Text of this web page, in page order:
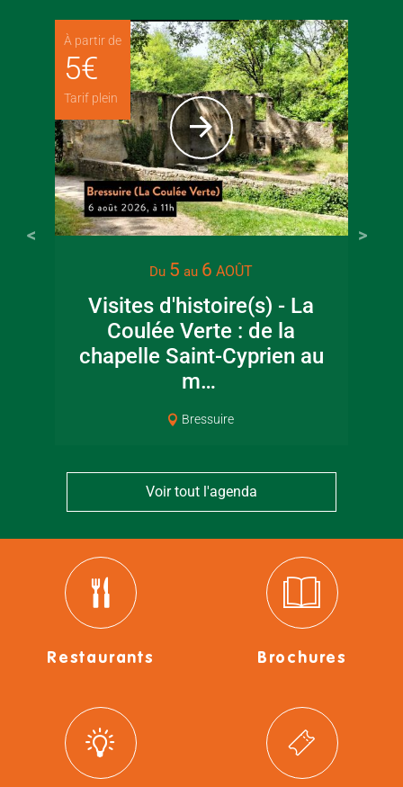
À partir de
5€
Tarif plein
Du 5 au 6 AOÛT
Visites d'histoire(s) - La
Coulée Verte : de la
chapelle Saint-Cyprien au
m…
Bressuire
Voir tout l'agenda
Restaurants Brochures